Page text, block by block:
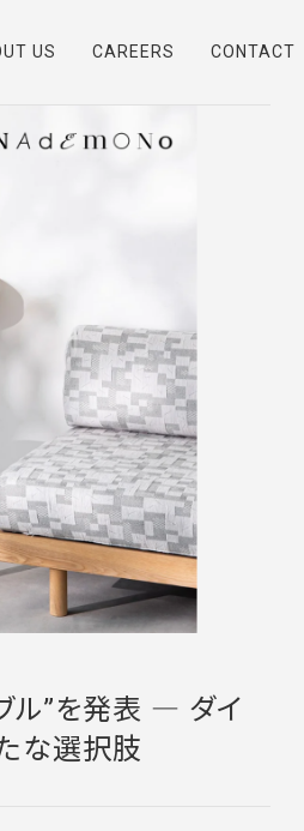
US CAREERS CONTACT
ル”を発表 ― ダイ
な選択肢